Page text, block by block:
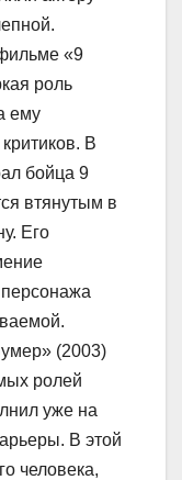
«9
роль
ему
В
бойца 9
втянутым в
Его
персонажа
(2003)
ролей
уже на
В этой
человека,